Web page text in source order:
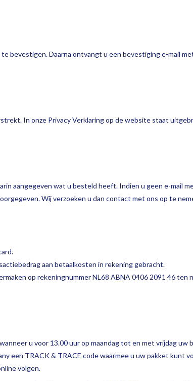
bevestigen. Daarna ontvangt u een bevestiging e-mail
In onze Privacy Verklaring op de website staat
aangegeven wat u besteld heeft. Indien u geen e-mail
Wij verzoeken u dan contact met ons op te
aan betaalkosten in rekening gebracht.
op rekeningnummer NL68 ABNA 0406 2091 46 ten
u voor 13.00 uur op maandag tot en met vrijdag uw
een TRACK & TRACE code waarmee u uw pakket kunt
volgen.